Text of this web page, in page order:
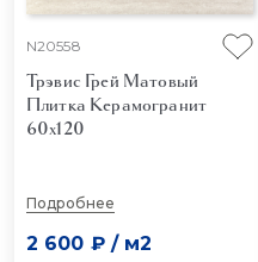
N20558
Трэвис Грей Матовый
Плитка Керамогранит
60x120
Подробнее
2 600 ₽/ м2